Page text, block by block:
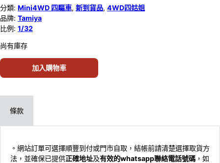
分類: Mini4WD 四驅車, 新到貨品, 4WD四姑姐
品牌: Tamiya
比例: 1/32
尚有庫存
加入購物車
條款
。網站訂單可選擇順豐到付或門市自取，結帳前請清楚選擇取貨方
法，並確保已提供正確地址及有效的whatsapp聯絡電話號碼 ，如